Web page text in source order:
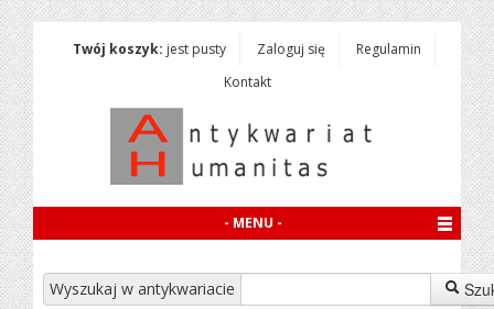
Twój koszyk: jest pusty Zaloguj się
Regulamin
Kontakt
- MENU -
Wyszukaj w antykwariacie